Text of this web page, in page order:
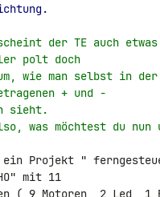
der TE auch
polt doch
wie man selbst in der
+ und -
sieht.
was möchtest du nun
ein Projekt "
mit 11
( 9 Motoren, 2 Led, 1